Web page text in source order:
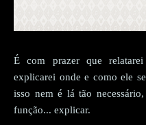
É com prazer que
explicarei onde e como ele
isso nem é lá tão
função... explicar.